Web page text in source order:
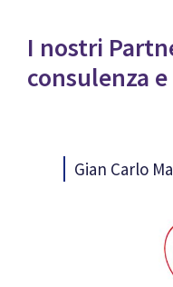
I nostri
consulenza
Gian Carlo